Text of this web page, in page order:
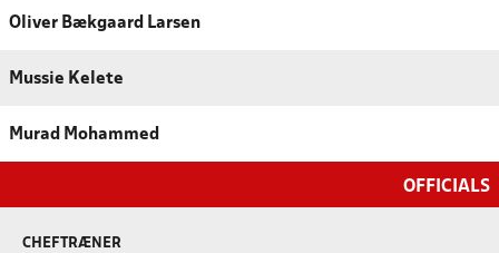
Oliver Bækgaard Larsen
Mussie Kelete
Murad Mohammed
OFFICIALS
CHEFTRÆNER